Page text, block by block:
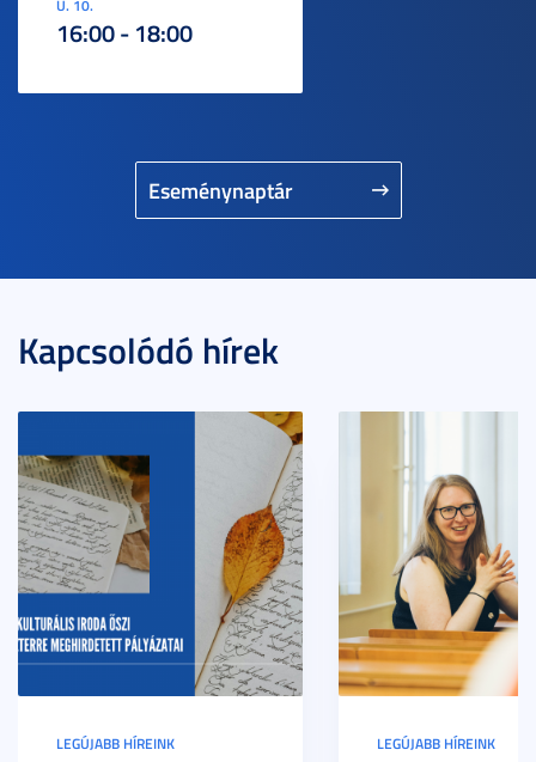
Eseménynaptár
U. 10.
16:00 - 18:00
Kapcsolódó hírek
LEGÚJABB HÍREINK LEGÚJABB HÍREINK